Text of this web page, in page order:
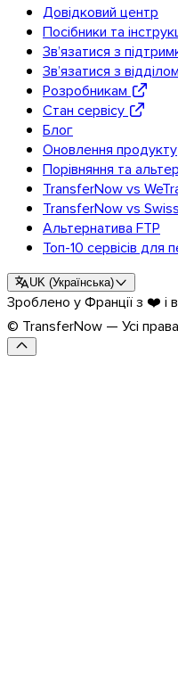
Outlook
Довідковий центр
Посібники та
Зв’язатися з
Зв’язатися з
Розробникам
Стан сервісу
Блог
Оновлення продукту
Порівняння та
TransferNow vs
TransferNow vs
Альтернатива FTP
Топ-10 сервісів для
UK (Українська)
Зроблено у Франції з ❤️ і
© TransferNow — Усі